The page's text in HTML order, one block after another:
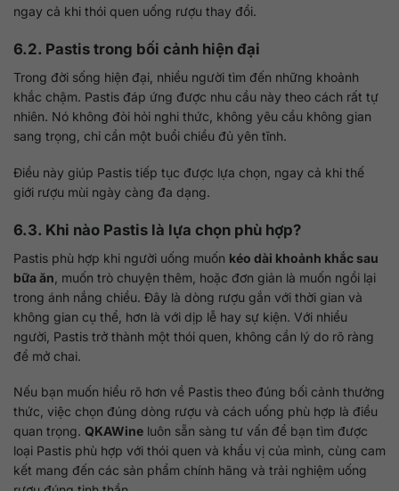
ngay cả khi thói quen uống rượu thay đổi.
6.2. Pastis trong bối cảnh hiện đại
Trong đời sống hiện đại, nhiều người tìm đến những khoảnh
khắc chậm. Pastis đáp ứng được nhu cầu này theo cách rất tự
nhiên. Nó không đòi hỏi nghi thức, không yêu cầu không gian
sang trọng, chỉ cần một buổi chiều đủ yên tĩnh.
Điều này giúp Pastis tiếp tục được lựa chọn, ngay cả khi thế
giới rượu mùi ngày càng đa dạng.
6.3. Khi nào Pastis là lựa chọn phù hợp?
Pastis phù hợp khi người uống muốn kéo dài khoảnh khắc sau
bữa ăn , muốn trò chuyện thêm, hoặc đơn giản là muốn ngồi lại
trong ánh nắng chiều. Đây là dòng rượu gắn với thời gian và
không gian cụ thể, hơn là với dịp lễ hay sự kiện. Với nhiều
người, Pastis trở thành một thói quen, không cần lý do rõ ràng
để mở chai.
Nếu bạn muốn hiểu rõ hơn về Pastis theo đúng bối cảnh thưởng
thức, việc chọn đúng dòng rượu và cách uống phù hợp là điều
quan trọng. QKAWine luôn sẵn sàng tư vấn để bạn tìm được
loại Pastis phù hợp với thói quen và khẩu vị của mình, cùng cam
kết mang đến các sản phẩm chính hãng và trải nghiệm uống